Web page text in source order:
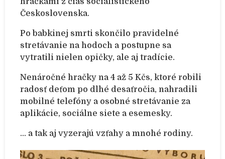
Československa.
Po babkinej smrti skončilo pravidelné
stretávanie na hodoch a postupne sa
vytratili nielen opičky, ale aj tradície.
Nenáročné hračky na 4 až 5 Kčs, ktoré robili
radosť deťom po dlhé desaťročia, nahradili
mobilné telefóny a osobné stretávanie za
aplikácie, sociálne siete a esemesky.
… a tak aj vyzerajú vzťahy a mnohé rodiny.